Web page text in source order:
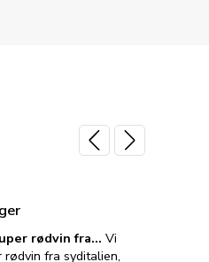
rødvin fra… Vi
fra syditalien,